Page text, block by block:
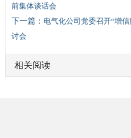
前集体谈话会
下一篇： 电气化公司党委召开“增
讨会
相关阅读